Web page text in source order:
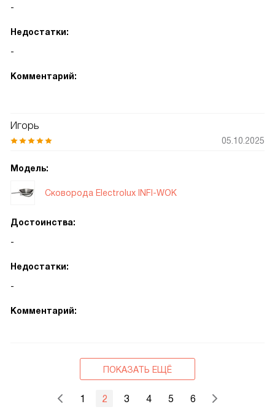
-
Недостатки:
-
Комментарий:
Игорь
05.10.2025
Модель:
Сковорода Electrolux INFI-WOK
Достоинства:
-
Недостатки:
-
Комментарий:
ПОКАЗАТЬ ЕЩЁ
1 2 3 4 5 6